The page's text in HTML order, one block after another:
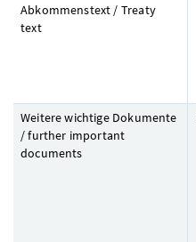
Abkommenstext / Treaty
text
Weitere wichtige Dokumente
/further important
documents